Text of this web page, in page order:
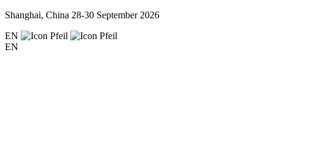
Shanghai, China 28-30 September 2026
EN
EN